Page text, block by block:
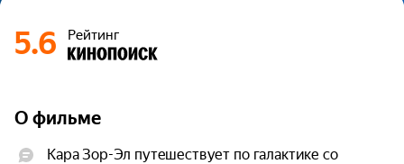
5.6 Рейтинг
О фильме
Кара Зор-Эл путешествует по галактике со